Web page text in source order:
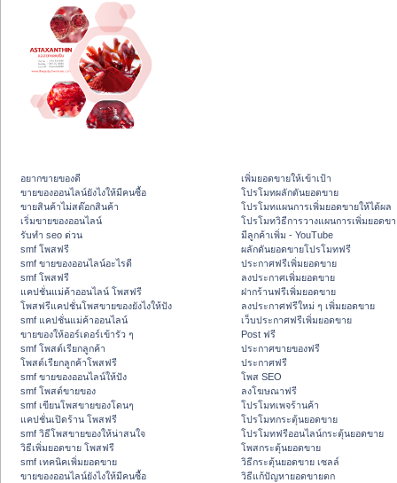
อยากขายของดี
ขายของออนไลน์ยังไงให้มีคนซื้อ
ขายสินค้าไม่สต๊อกสินค้า
เริ่มขายของออนไลน์
รับทำ seo ด่วน
smf โพสฟรี
smf ขายของออนไลน์อะไรดี
smf โพสฟรี
แคปชั่นแม่ค้าออนไลน์ โพสฟรี
โพสฟรีแคปชั่นโพสขายของยังไงให้ปัง
smf แคปชั่นแม่ค้าออนไลน์
ขายของให้ออร์เดอร์เข้ารัว ๆ
smf โพสต์เรียกลูกค้า
โพสต์เรียกลูกค้าโพสฟรี
smf ขายของออนไลน์ให้ปัง
smf โพสต์ขายของ
smf เขียนโพสขายของโดนๆ
แคปชั่นเปิดร้าน โพสฟรี
smf วิธีโพสขายของให้น่าสนใจ
วิธีเพิ่มยอดขาย โพสฟรี
smf เทคนิคเพิ่มยอดขาย
ขายของออนไลน์ยังไงให้มีคนซื้อ
เพิ่มยอดขายให้เข้าเป้า
โปรโมทผลักดันยอดขาย
โปรโมทแผนการเพิ่มยอดขายให้ได้ผล
โปรโมทวิธีการวางแผนการเพิ่มยอดข
มีลูกค้าเพิ่ม - YouTube
ผลักดันยอดขายโปรโมทฟรี
ประกาศฟรีเพิ่มยอดขาย
ลงประกาศเพิ่มยอดขาย
ฝากร้านฟรีเพิ่มยอดขาย
ลงประกาศฟรีใหม่ ๆ เพิ่มยอดขาย
เว็บประกาศฟรีเพิ่มยอดขาย
Post ฟรี
ประกาศขายของฟรี
ประกาศฟรี
โพส SEO
ลงโฆษณาฟรี
โปรโมทเพจร้านค้า
โปรโมทกระตุ้นยอดขาย
โปรโมทฟรีออนไลน์กระตุ้นยอดขาย
โพสกระตุ้นยอดขาย
วิธีกระตุ้นยอดขาย เซลล์
วิธีแก้ปัญหายอดขายตก